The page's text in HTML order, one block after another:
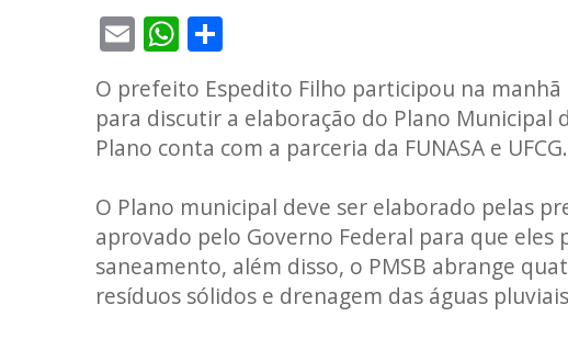
EmailWhatsApp
O prefeito Espedito Filho participou na
para discutir a elaboração do Plano Municipal
Plano conta com a parceria da FUNASA e UFCG.
O Plano municipal deve ser elaborado pelas
aprovado pelo Governo Federal para que eles
saneamento, além disso, o PMSB abrange
resíduos sólidos e drenagem das águas